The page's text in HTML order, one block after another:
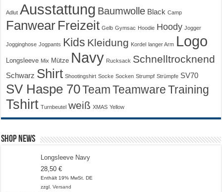
Adlut Ausstattung Baumwolle Black Camp
Fanwear Freizeit Gelb Gymsac Hoodie Hoody Jogger
Jogginghose Jogpants Kids Kleidung Kordel langer Arm Logo
Longsleeve Mix Mütze Navy Rucksack Schnelltrocknend
Schwarz Shirt Shootingshirt Socke Socken Strumpf Strümpfe SV70
SV Haspe 70Team Teamware Training
Tshirt Turnbeutel weiß XMAS Yellow
Shop News
Longsleeve Navy
28,50€
Enthält 19% MwSt. DE
zzgl.Versand